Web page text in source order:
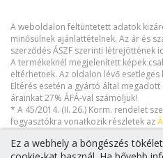
A weboldalon feltüntetett adatok
minősülnek ajánlattételnek. Az ár és
szerződés ÁSZF szerinti létrejöttének
A termékeknél megjelenített képek
eltérhetnek. Az oldalon lévő
Eltérés esetén a gyártó által
árainkat 27% ÁFÁ-val számoljuk!
* A 45/2014. (II. 26.) Korm. rendelet
fogyasztókra vonatkozik részletek az
Ez a webhely a böngészés